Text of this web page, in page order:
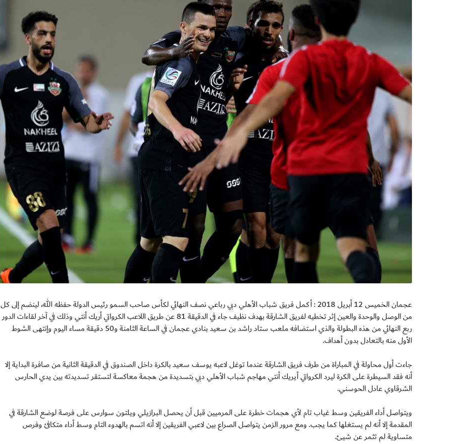
عجمان الخميس 12 أبريل 2018 : أكمل فريق شباب الأهلي دبي رباعي نصف النهائي لكأس صاحب السمو رئيس الدولة حفظه الله، لينضم إلى كل
من الوصل والوحدة والعين إثر تخطيه لفريق الشارقة بهدف نظيف جاء في الدقيقة 81 عن طريق اللاعب الكرواتي أريك أنتي وذلك في آخر لقاءات الدور
ربع النهائي من هذه البطولة والذي استضافه ملعب ستاد راشد بن سعيد بنادي عجمان في الساعة الثامنة و50 دقيقة مساء اليوم وإنتهى الشوط
الأول منه بالتعادل بدون أهداف.
جاءت أول محاولة في المباراة من طرف فريق الشارقة عندما توغل لاعبه يوسف سعيد بالكرة داخل الصندوق في الدقيقة الثانية من صافرة البداية إلا
أنه فقد السيطرة على الكرة ليرد الكرواتي أيريك أنتي مهاجم شباب الأهلي دبي بتسديدة من هجمة معاكسة لتستقر تسديدته بين يدي الحارس
الشرقاوي عادل الحوسني.
ويتواصل أداء الفريقين وسط غياب تام لأي هجمات خطرة على المرميين قبل أن يحصل البرازيلي ويلتون سوارس على فرصة لوضع الشارقة في
المقدمة إلا أنه لم يستغلها كما يجب. ومع مرور الزمن يتواصل الصراع بين لاعبي الفريقين إلا أنه اتسم بالهدوء التام وسط أداء متكافئ وفرص
متساوية لم تثمر عن شيئ.